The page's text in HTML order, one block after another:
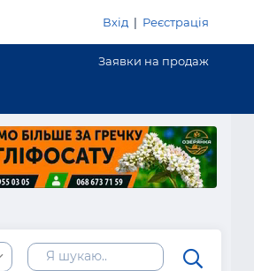
Вхід | Реєстрація
Заявки на продаж